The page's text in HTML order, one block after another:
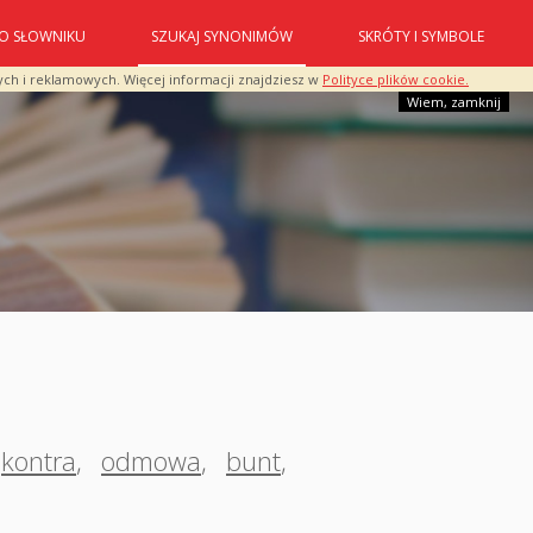
i reklamowych. Więcej informacji znajdziesz w Polityce plików cookie.
Wiem, zamknij
O SŁOWNIKU SZUKAJ SYNONIMÓW SKRÓTY I SYMBOLE
kontra, odmowa, bunt,